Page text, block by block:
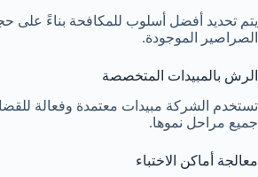
يتم تحديد أفضل أسلوب للمكافحة بناءً على
الصراصير الموجودة.
الرش بالمبيدات المتخصصة
تستخدم الشركة مبيدات معتمدة وفعالة
جميع مراحل نموها.
معالجة أماكن الاختباء